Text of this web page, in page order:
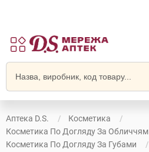
Аптека D.S.
Косметика
Косметика По Догляду За Обличчям
Косметика По Догляду За Губами